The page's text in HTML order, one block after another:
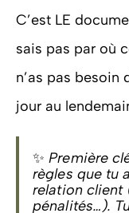
C’est LE
sais pas par où
n’as pas besoin
jour au
✨Première
règles que tu
relation client
pénalités…).